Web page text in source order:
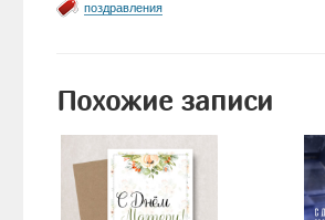
поздравления
Похожие записи